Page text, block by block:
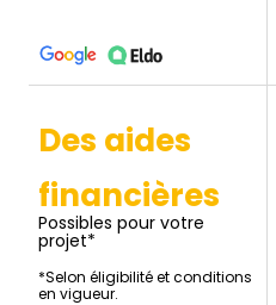
Des aides
financières
Possibles pour votre
projet*
*Selon éligibilité et conditions
en vigueur.